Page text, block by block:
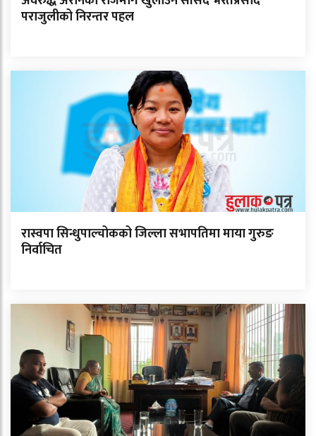
पराजुलीको निरन्तर पहल
रास्वपा सिन्धुपाल्चोकको जिल्ला सभापतिमा माया गुरुङ
निर्वाचित